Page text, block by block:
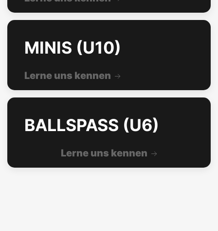
MINIS (U10)
Lerne uns kennen
BALLSPASS (U6)
Lerne uns kennen